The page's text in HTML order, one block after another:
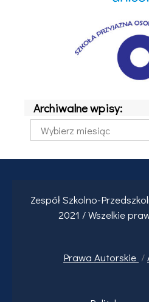
Archiwalne wpisy:
Archiwalne
wpisy:
Zespół Szkolno-
2021 / Wszelkie
Prawa Autorskie /